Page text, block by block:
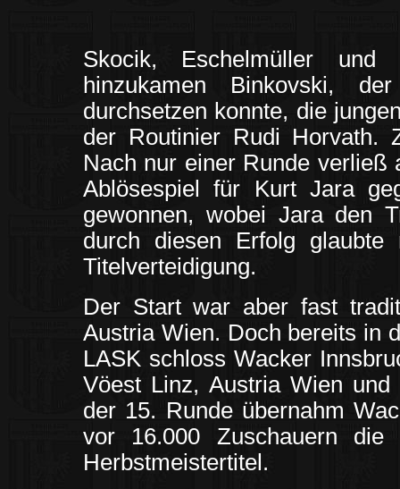
Skocik, Eschelmüller
hinzukamen Binkovski,
durchsetzen konnte, die
der Routinier Rudi Horvath.
Nach nur einer Runde verließ
Ablösespiel für Kurt Jara
gewonnen, wobei Jara den
durch diesen Erfolg glaubte
Titelverteidigung.
Der Start war aber fast
Austria Wien. Doch bereits in
LASK schloss Wacker
Vöest Linz, Austria Wien
der 15. Runde übernahm
vor 16.000 Zuschauern die
Herbstmeistertitel.